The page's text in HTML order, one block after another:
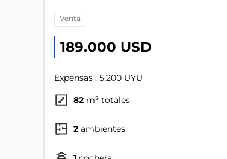
venta
189.000 USD
Expensas : 5.200 UYU
82 m² totales
2 ambientes